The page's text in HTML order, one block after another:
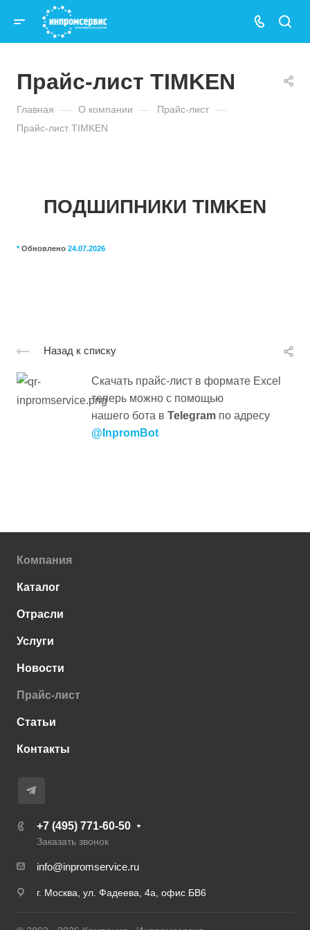
Прайс-лист TIMKEN
Главная — О компании — Прайс-лист —
Прайс-лист TIMKEN
ПОДШИПНИКИ TIMKEN
*Обновлено 24.07.2026
Назад к списку
Скачать прайс-лист в формате Excel
теперь можно с помощью
нашего бота в Telegram по адресу
@InpromBot
Компания
Каталог
Отрасли
Услуги
Новости
Прайс-лист
Статьи
Контакты
+7 (495) 771-60-50
Заказать звонок
info@inpromservice.ru
г. Москва, ул. Фадеева, 4а, офис БВ6